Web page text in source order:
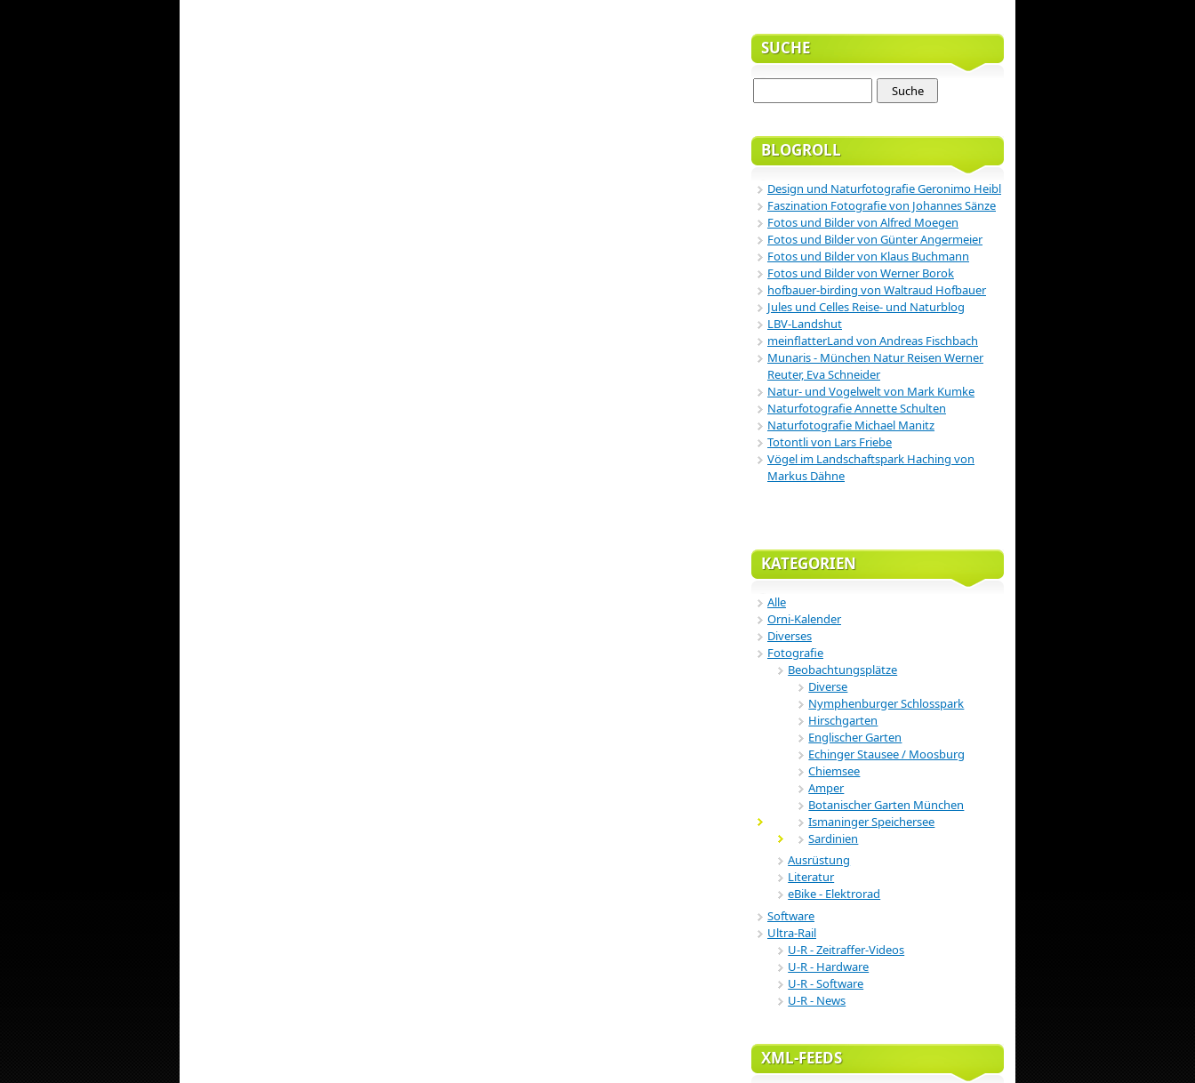
SUCHE
BLOGROLL
Design und Naturfotografie Geronimo Heibl
Faszination Fotografie von Johannes Sänze
Fotos und Bilder von Alfred Moegen
Fotos und Bilder von Günter Angermeier
Fotos und Bilder von Klaus Buchmann
Fotos und Bilder von Werner Borok
hofbauer-birding von Waltraud Hofbauer
Jules und Celles Reise- und Naturblog
LBV-Landshut
meinflatterLand von Andreas Fischbach
Munaris - München Natur Reisen Werner
Reuter, Eva Schneider
Natur- und Vogelwelt von Mark Kumke
Naturfotografie Annette Schulten
Naturfotografie Michael Manitz
Totontli von Lars Friebe
Vögel im Landschaftspark Haching von
Markus Dähne
KATEGORIEN
Alle
Orni-Kalender
Diverses
Fotografie
Beobachtungsplätze
Diverse
Nymphenburger Schlosspark
Hirschgarten
Englischer Garten
Echinger Stausee / Moosburg
Chiemsee
Amper
Botanischer Garten München
Ismaninger Speichersee
Sardinien
Ausrüstung
Literatur
eBike - Elektrorad
Software
Ultra-Rail
U-R - Zeitraffer-Videos
U-R - Hardware
U-R - Software
U-R - News
XML-FEEDS